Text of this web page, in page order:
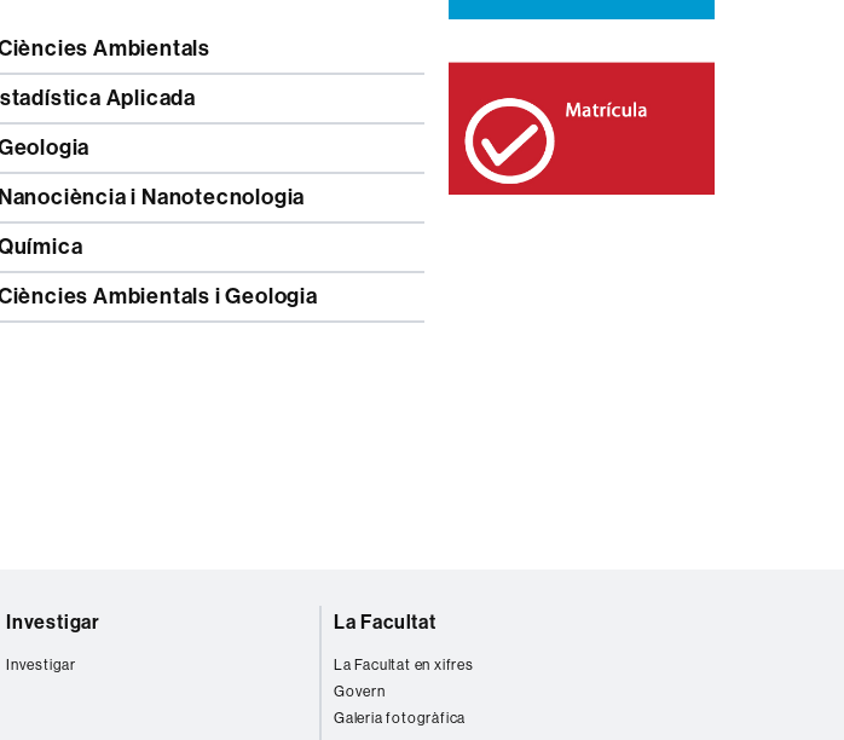
Ambientals
Aplicada
CFGS Grau de Nanociència i Nanotecnologia
Ambientals i Geologia
Investigar
Investigar
La Facultat
La Facultat en xifres
Govern
Galeria fotogràfica